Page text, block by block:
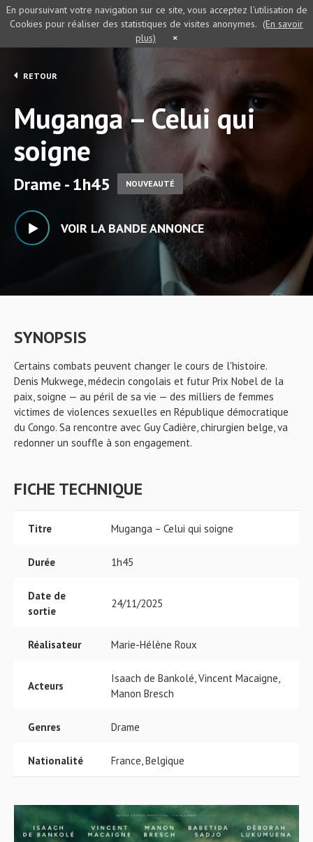
RETOUR
Muganga – Celui qui
soigne
Drame - 1h45 NOUVEAUTÉ
VOIR LA BANDE ANNONCE
SYNOPSIS
Certains combats peuvent changer le cours de l'histoire.
Denis Mukwege, médecin congolais et futur Prix Nobel de la
paix, soigne — au péril de sa vie — des milliers de femmes
victimes de violences sexuelles en République démocratique
du Congo. Sa rencontre avec Guy Cadière, chirurgien belge, va
redonner un souffle à son engagement.
FICHE TECHNIQUE
Titre Muganga – Celui qui soigne
Durée 1h45
Date de
sortie
24/11/2025
Réalisateur Marie-Hélène Roux
Acteurs
Isaach de Bankolé, Vincent Macaigne,
Manon Bresch
Genres Drame
Nationalité France, Belgique
En poursuivant votre navigation sur ce site, vous acceptez l’utilisation de
Cookies pour réaliser des statistiques de visites anonymes. (En savoir
plus)
×